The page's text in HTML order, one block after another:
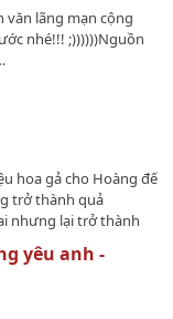
…
văn lãng mạn cộng
nhé!!! ;))))))Nguồn
hoa gả cho Hoàng đế
trở thành quả
nhưng lại trở thành
đại thay đổi, Tiêu
Hoàng Đế, lại bị
trở về.Còn nói không
yêu anh -